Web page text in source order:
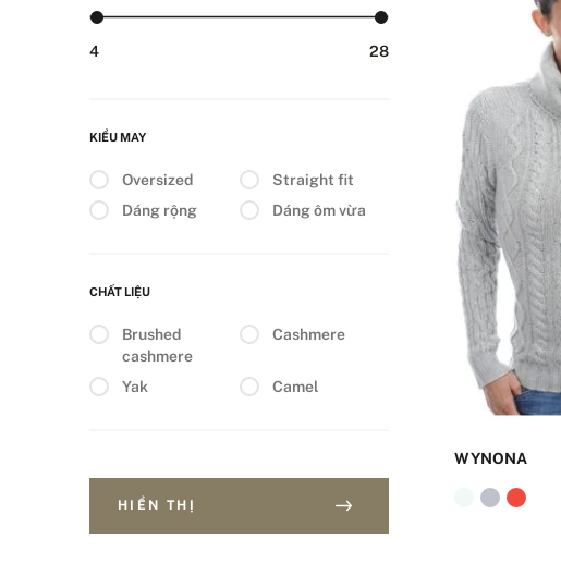
4 28
KIỂU MAY
Oversized
Straight fit
Dáng rộng
Dáng ôm vừa
CHẤT LIỆU
Brushed
cashmere
Cashmere
Yak Camel
HIỂN THỊ
WYNONA